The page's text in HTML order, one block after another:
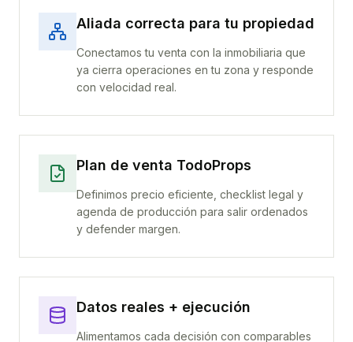
Aliada correcta para tu propiedad
Conectamos tu venta con la inmobiliaria que
ya cierra operaciones en tu zona y responde
con velocidad real.
Plan de venta TodoProps
Definimos precio eficiente, checklist legal y
agenda de producción para salir ordenados
y defender margen.
Datos reales + ejecución
Alimentamos cada decisión con comparables